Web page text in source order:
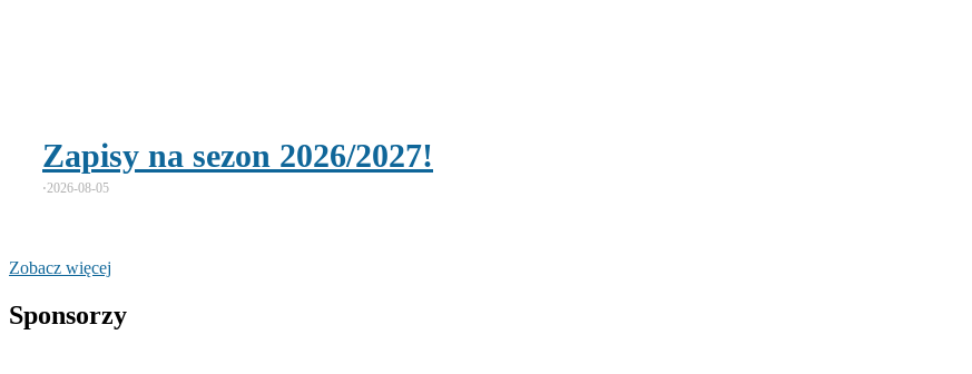
Zapisy na sezon 2026/2027!
⋅2026-08-05
Zobacz więcej
Sponsorzy